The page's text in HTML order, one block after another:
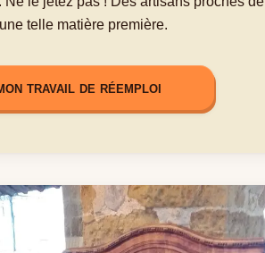
telle matière première.
travail de réemploi